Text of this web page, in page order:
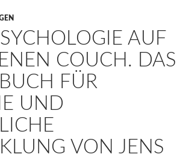
AUF
COUCH. DAS
FÜR
UND
VON JENS